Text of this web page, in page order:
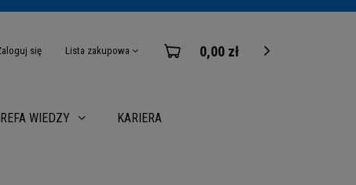
się Lista zakupowa 0,00 zł
WIEDZY KARIERA